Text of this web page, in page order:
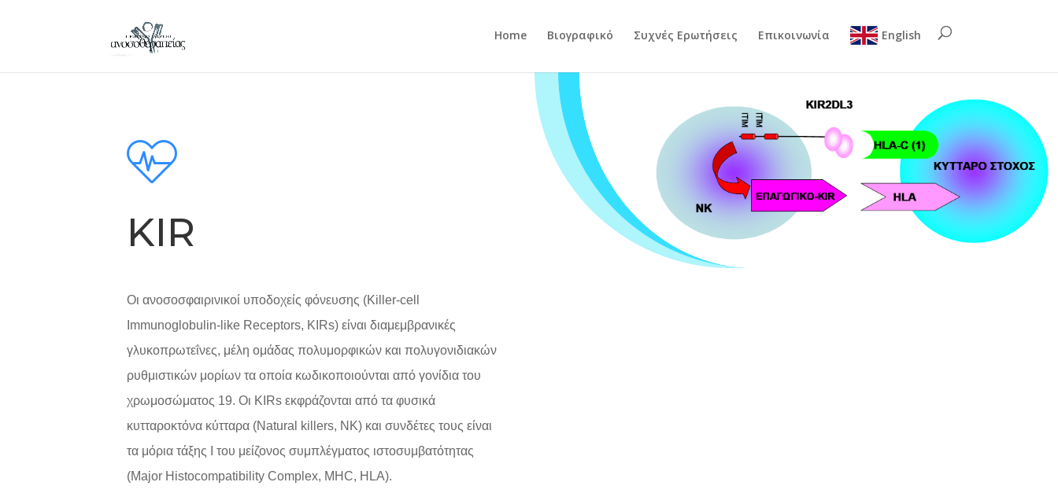
Home Βιογραφικό Συχνές Ερωτήσεις Επικοινωνία English
KIR
Oι ανοσοσφαιρινικοί υποδοχείς φόνευσης (Killer-cell
Immunoglobulin-like Receptors, KIRs) είναι διαμεμβρανικές
γλυκοπρωτεΐνες, μέλη ομάδας πολυμορφικών και πολυγονιδιακών
ρυθμιστικών μορίων τα οποία κωδικοποιούνται από γονίδια του
χρωμοσώματος 19. Οι KIRs εκφράζονται από τα φυσικά
κυτταροκτόνα κύτταρα (Natural killers, ΝΚ) και συνδέτες τους είναι
τα μόρια τάξης Ι του μείζονος συμπλέγματος ιστοσυμβατότητας
(Major Histocompatibility Complex, MHC, HLA).